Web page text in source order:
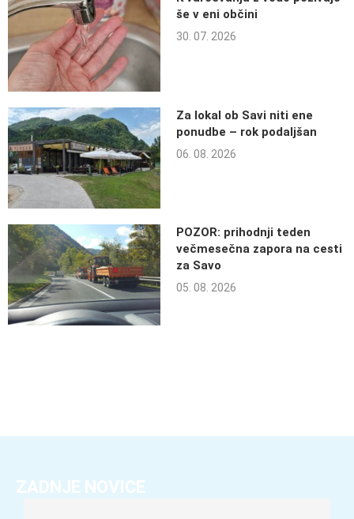
še v eni občini
30. 07. 2026
Za lokal ob Savi niti ene
ponudbe – rok podaljšan
06. 08. 2026
POZOR: prihodnji teden
večmesečna zapora na cesti
za Savo
05. 08. 2026
ZADNJE NOVICE